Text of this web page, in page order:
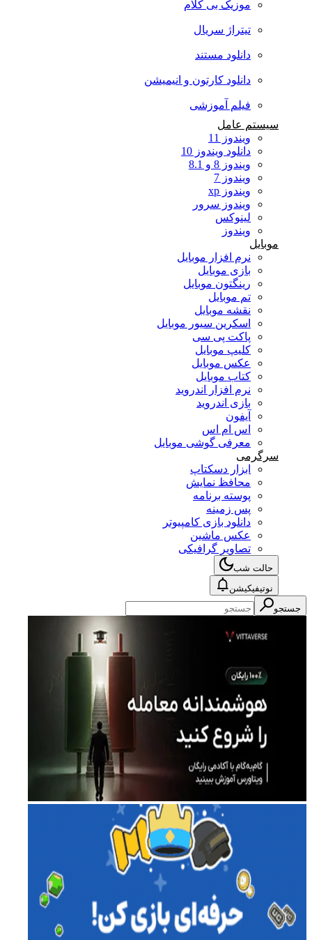
موزیک بی کلام
تیتراژ سریال
دانلود مستند
دانلود کارتون و انیمیشن
فیلم آموزشی
سیستم عامل
ویندوز 11
دانلود ویندوز 10
ویندوز 8 و 8.1
ویندوز 7
ویندوز xp
ویندوز سرور
لینوکس
ویندوز
موبایل
نرم افزار موبایل
بازی موبایل
رینگتون موبایل
تم موبایل
نقشه موبایل
اسکرین سیور موبایل
پاکت پی سی
کلیپ موبایل
عکس موبایل
کتاب موبایل
نرم افزار اندروید
بازی اندروید
آیفون
اس ام اس
معرفی گوشی موبایل
سرگرمی
ابزار دسکتاپ
محافظ نمایش
پوسته برنامه
پس زمینه
دانلود بازی کامپیوتر
عکس ماشین
تصاویر گرافیکی
حالت شب
نوتیفیکیشن
جستجو